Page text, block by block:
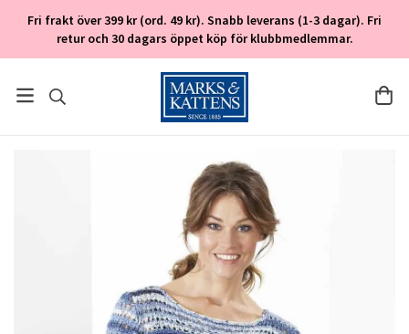
Fri frakt över 399 kr (ord. 49 kr). Snabb leverans (1-3 dagar). Fri
retur och 30 dagars öppet köp för klubbmedlemmar.